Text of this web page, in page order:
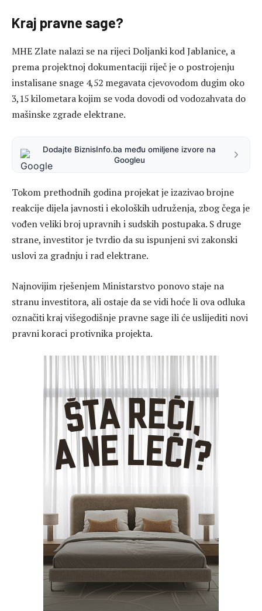
Kraj pravne sage?
MHE Zlate nalazi se na rijeci Doljanki kod Jablanice, a
prema projektnoj dokumentaciji riječ je o postrojenju
instalisane snage 4,52 megavata cjevovodom dugim oko
3,15 kilometara kojim se voda dovodi od vodozahvata do
mašinske zgrade elektrane.
Dodajte BiznisInfo.ba među omiljene izvore na
Googleu
Tokom prethodnih godina projekat je izazivao brojne
reakcije dijela javnosti i ekoloških udruženja, zbog čega je
vođen veliki broj upravnih i sudskih postupaka. S druge
strane, investitor je tvrdio da su ispunjeni svi zakonski
uslovi za gradnju i rad elektrane.
Najnovijim rješenjem Ministarstvo ponovo staje na
stranu investitora, ali ostaje da se vidi hoće li ova odluka
označiti kraj višegodišnje pravne sage ili će uslijediti novi
pravni koraci protivnika projekta.